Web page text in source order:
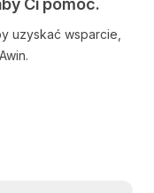
Ci pomóc.
uzyskać wsparcie,